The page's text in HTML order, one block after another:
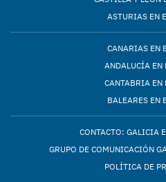
ASTURIAS EN
CANARIAS EN
ANDALUCÍA EN
CANTABRIA EN
BALEARES EN
CONTACTO: GALICIA
GRUPO DE COMUNICACIÓN
POLÍTICA DE